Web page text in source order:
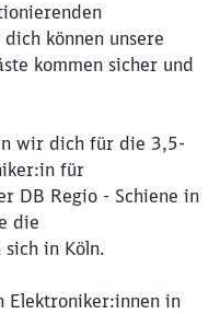
können unsere
kommen sicher und
wir dich für die 3,5-
für
DB Regio - Schiene in
die
in Köln.
Elektroniker:innen in